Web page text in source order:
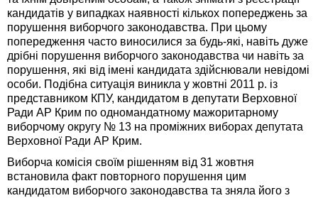
кандидатів у випадках наявності кількох попереджень за
порушення виборчого законодавства. При цьому
попередження часто виносилися за будь-які, навіть дуже
дрібні порушення виборчого законодавства чи навіть за
порушення, які від імені кандидата здійснювали невідомі
особи. Подібна ситуація виникла у жовтні 2011 р. із
представником КПУ, кандидатом в депутати Верховної
Ради АР Крим по одномандатному мажоритарному
виборчому округу № 13 на проміжних виборах депутата
Верховної Ради АР Крим.
Виборча комісія своїм рішенням від 31 жовтня
встановила факт повторного порушення цим
кандидатом виборчого законодавства та зняла його з